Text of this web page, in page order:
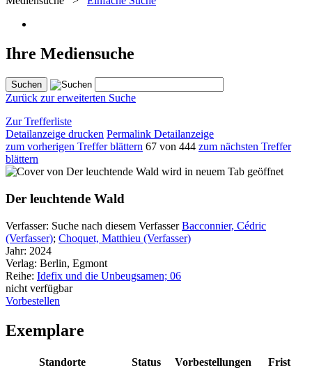
Ihre Mediensuche
Zurück zur erweiterten Suche
Zur Trefferliste
Detailanzeige drucken Permalink Detailanzeige
zum vorherigen Treffer blättern 67 von 444 zum nächsten Treffer
blättern
wird in neuem Tab geöffnet
Der leuchtende Wald
Verfasser: Suche nach diesem Verfasser Bacconnier, Cédric
(Verfasser); Choquet, Matthieu (Verfasser)
Jahr: 2024
Verlag: Berlin, Egmont
Reihe: Idefix und die Unbeugsamen; 06
nicht verfügbar
Vorbestellen
Exemplare
Standorte Status Vorbestellungen
Frist